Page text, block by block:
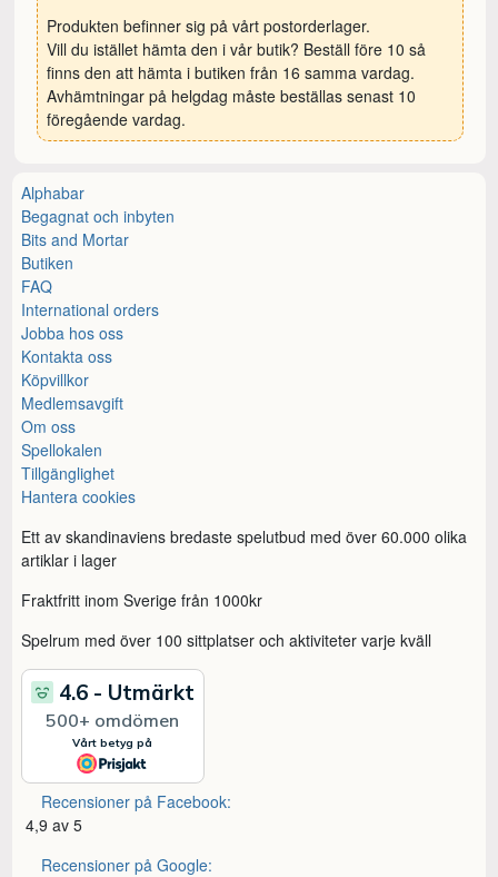
Produkten befinner sig på vårt postorderlager.
Vill du istället hämta den i vår butik? Beställ före 10 så
finns den att hämta i butiken från 16 samma vardag.
Avhämtningar på helgdag måste beställas senast 10
föregående vardag.
Alphabar
Begagnat och inbyten
Bits and Mortar
Butiken
FAQ
International orders
Jobba hos oss
Kontakta oss
Köpvillkor
Medlemsavgift
Om oss
Spellokalen
Tillgänglighet
Hantera cookies
Ett av skandinaviens bredaste spelutbud med över 60.000 olika
artiklar i lager
Fraktfritt inom Sverige från 1000kr
Spelrum med över 100 sittplatser och aktiviteter varje kväll
Recensioner på Facebook:
4,9 av 5
Recensioner på Google: